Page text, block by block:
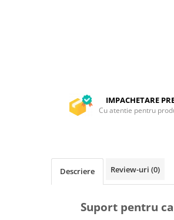
IMPACHETARE
Cu atentie pentru
Descriere Review-uri (0)
Suport pentru